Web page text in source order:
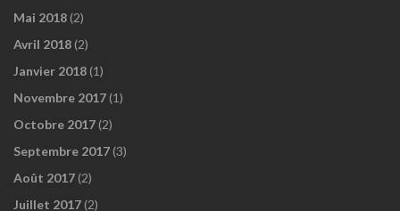
Mai 2018 (2)
Avril 2018 (2)
Janvier 2018 (1)
Novembre 2017 (1)
Octobre 2017 (2)
Septembre 2017 (3)
Août 2017 (2)
Juillet 2017 (2)